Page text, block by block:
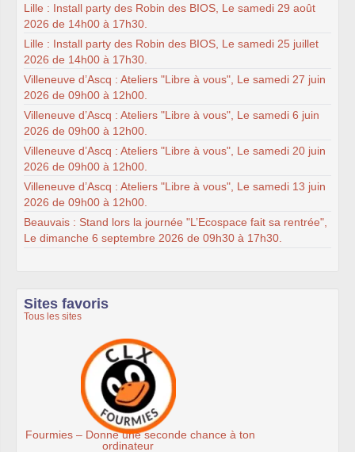
Lille : Install party des Robin des BIOS, Le samedi 29 août
2026 de 14h00 à 17h30.
Lille : Install party des Robin des BIOS, Le samedi 25 juillet
2026 de 14h00 à 17h30.
Villeneuve d’Ascq : Ateliers "Libre à vous", Le samedi 27 juin
2026 de 09h00 à 12h00.
Villeneuve d’Ascq : Ateliers "Libre à vous", Le samedi 6 juin
2026 de 09h00 à 12h00.
Villeneuve d’Ascq : Ateliers "Libre à vous", Le samedi 20 juin
2026 de 09h00 à 12h00.
Villeneuve d’Ascq : Ateliers "Libre à vous", Le samedi 13 juin
2026 de 09h00 à 12h00.
Beauvais : Stand lors la journée "L’Ecospace fait sa rentrée",
Le dimanche 6 septembre 2026 de 09h30 à 17h30.
Sites favoris
Tous les sites
Ateliers du Libre à Roubaix